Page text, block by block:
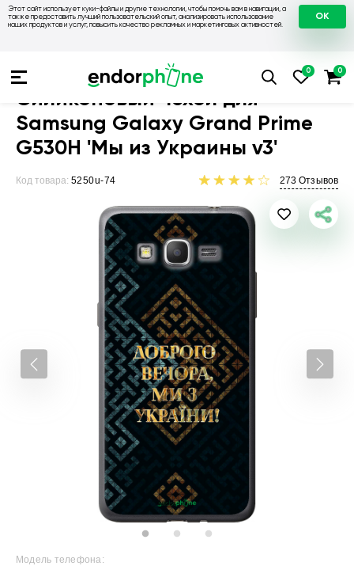
Этот сайт использует куки-файлы и другие технологии, чтобы помочь вам в навигации, а
также предоставить лучший пользовательский опыт, анализировать использование
наших продуктов и услуг, повысить качество рекламных и маркетинговых активностей.
OK
Чехлы на Samsung Чехол для
Силиконовый чехол для
Samsung Galaxy Grand Prime
G530H 'Мы из Украины v3'
Код товара: 5250u-74 273 Отзывов
Модель телефона: